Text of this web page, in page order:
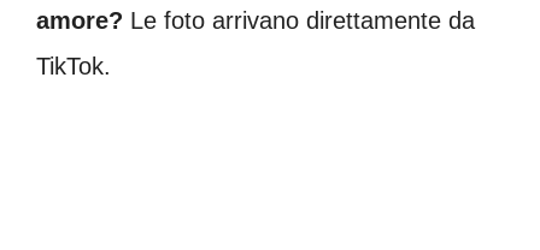
amore? Le foto arrivano direttamente da
TikTok.